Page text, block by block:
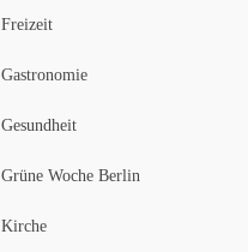
Freizeit
Gastronomie
Gesundheit
Grüne Woche Berlin
Kirche